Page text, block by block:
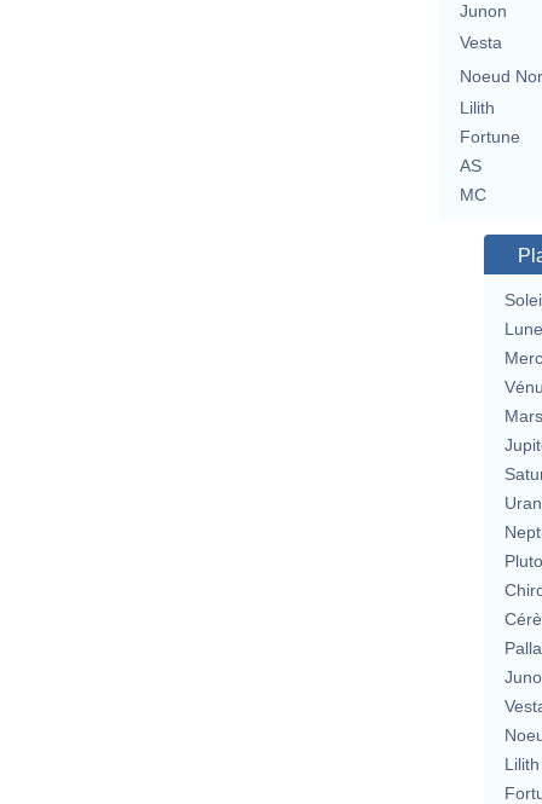
Junon
Vesta
Noeud
Lilith
Fortune
AS
MC
Lune
Mars
Lilith